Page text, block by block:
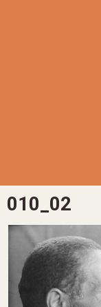
010_02